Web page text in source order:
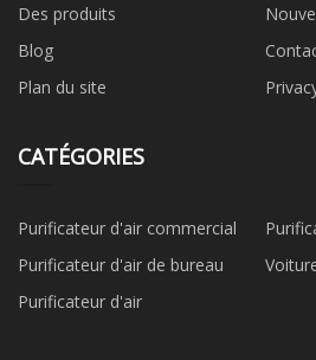
Des produits
Blog
Plan du site
CATÉGORIES
Purificateur d'air commercial
maison
Purificateur d'air de bureau
Purificateur d'air